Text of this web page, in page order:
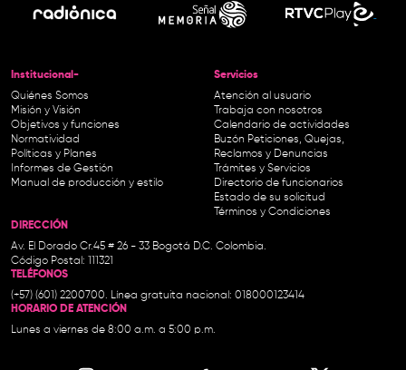
Institucional-
Quiénes Somos
Misión y Visión
Objetivos y funciones
Normatividad
Políticas y Planes
Informes de Gestión
Manual de producción y estilo
Servicios
Atención al usuario
Trabaja con nosotros
Calendario de actividades
Buzón Peticiones, Quejas,
Reclamos y Denuncias
Trámites y Servicios
Directorio de funcionarios
Estado de su solicitud
Términos y Condiciones
DIRECCIÓN
Av. El Dorado Cr.45 # 26 - 33 Bogotá D.C. Colombia.
Código Postal: 111321
TELÉFONOS
(+57) (601) 2200700. Línea gratuita nacional: 018000123414
HORARIO DE ATENCIÓN
Lunes a viernes de 8:00 a.m. a 5:00 p.m.